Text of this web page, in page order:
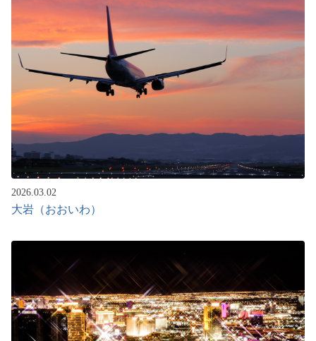
2026.03.02
大岩（おおいわ）